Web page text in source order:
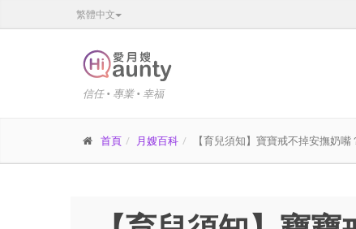
繁體中文
信任 • 專業 • 幸福
首頁 月嫂百科 【育兒須知】寶寶戒不掉安撫奶